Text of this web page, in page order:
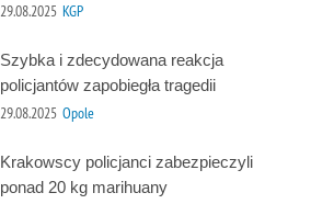
29.08.2025 KGP
Szybka i zdecydowana reakcja
policjantów zapobiegła tragedii
29.08.2025 Opole
Krakowscy policjanci zabezpieczyli
ponad 20 kg marihuany